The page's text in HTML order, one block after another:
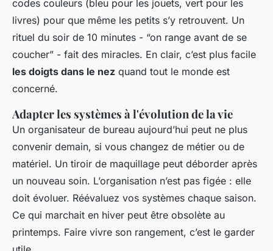
codes couleurs (bleu pour les jouets, vert pour les
livres) pour que même les petits s’y retrouvent. Un
rituel du soir de 10 minutes - “on range avant de se
coucher” - fait des miracles. En clair, c’est plus facile
les doigts dans le nez quand tout le monde est
concerné.
Adapter les systèmes à l'évolution de la vie
Un organisateur de bureau aujourd’hui peut ne plus
convenir demain, si vous changez de métier ou de
matériel. Un tiroir de maquillage peut déborder après
un nouveau soin. L’organisation n’est pas figée : elle
doit évoluer. Réévaluez vos systèmes chaque saison.
Ce qui marchait en hiver peut être obsolète au
printemps. Faire vivre son rangement, c’est le garder